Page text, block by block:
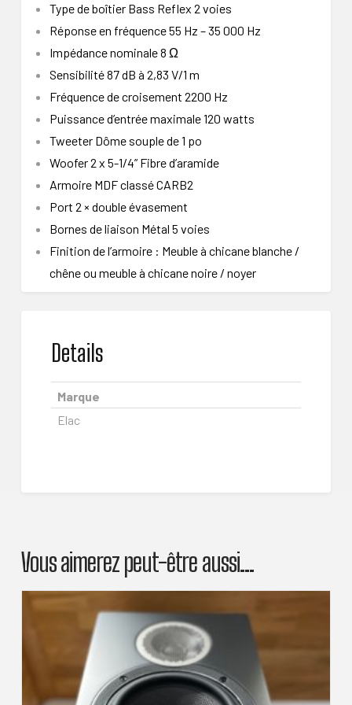
Type de boîtier Bass Reflex 2 voies
Réponse en fréquence 55 Hz – 35 000 Hz
Impédance nominale 8 Ω
Sensibilité 87 dB à 2,83 V/1 m
Fréquence de croisement 2200 Hz
Puissance d’entrée maximale 120 watts
Tweeter Dôme souple de 1 po
Woofer 2 x 5-1/4” Fibre d’aramide
Armoire MDF classé CARB2
Port 2 × double évasement
Bornes de liaison Métal 5 voies
Finition de l’armoire : Meuble à chicane blanche /
chêne ou meuble à chicane noire / noyer
Details
Marque
Elac
Vous aimerez peut-être aussi…